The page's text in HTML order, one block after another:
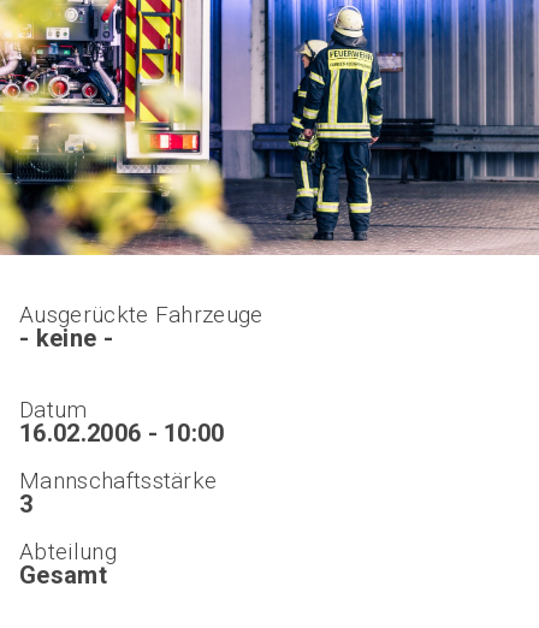
Ausgerückte Fahrzeuge
- keine -
Datum
16.02.2006 - 10:00
Mannschaftsstärke
3
Abteilung
Gesamt